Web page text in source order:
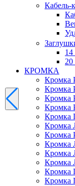
Кабель-
КРОМКА
Кромка
Кромка
Кромка
Кромка
Кромка
Кромка
Кромка
Кромка
Кромка